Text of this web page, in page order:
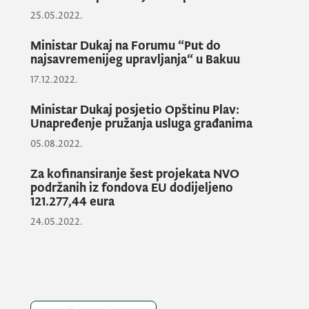
uprave i poboljšanje kvaliteta javnih usluga,
unaprijeđenje javne uprave, modernizacija i
inovacije u javnom sektoru, izgradnja
administrativnih kapaciteta“.
Ministar Dukaj se osvrnuo na Strategiju
reforme javne uprave 2022-2026 i
unaprijeđenje elektronskih servisa za
građane i privredu, digitalne transformacije,
kao i na dosadašnje rezultate, i istakao je
kao veoma bitnu pomoć i podršku Svjetske
banke.
spremnost, prepoznajući činjenicu da Crna
25.05.2022.
Ministar Dukaj na Forumu “Put do
najsavremenijeg upravljanja“ u Bakuu
17.12.2022.
Ministar Dukaj posjetio Opštinu Plav:
Unapređenje pružanja usluga građanima
05.08.2022.
Za kofinansiranje šest projekata NVO
podržanih iz fondova EU dodijeljeno
121.277,44 eura
24.05.2022.